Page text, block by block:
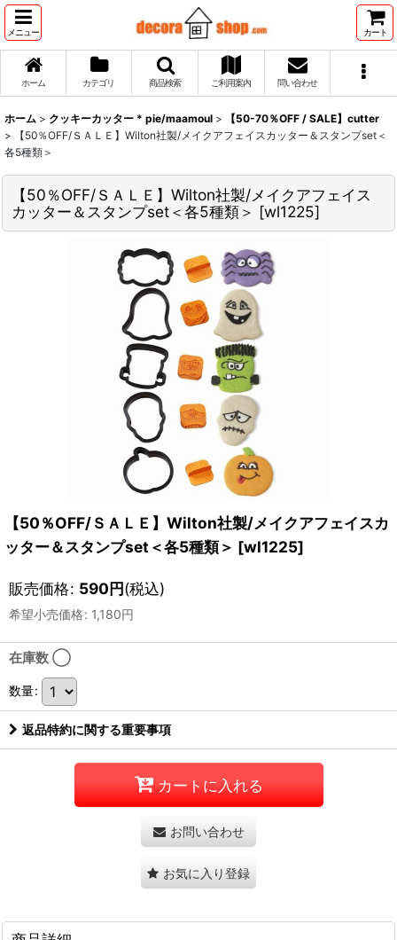
メニュー カート
ホーム カテゴリ 商品検索 ご利用案内 問い合わせ
ホーム > クッキーカッター * pie/maamoul >
【50-70％OFF / SALE】cutter
>
【50％OFF/ＳＡＬＥ】Wilton社製/メイクアフェイスカッター＆スタンプset＜
各5種類＞
【50％OFF/ＳＡＬＥ】Wilton社製/メイクアフェイス
カッター＆スタンプset＜各5種類＞ [wl1225]
【50％OFF/ＳＡＬＥ】Wilton社製/メイクアフェイスカ
ッター＆スタンプset＜各5種類＞ [wl1225]
販売価格: 590円(税込)
希望小売価格: 1,180円
在庫数 ◯
数量:
返品特約に関する重要事項
カートに入れる
お問い合わせ
お気に入り登録